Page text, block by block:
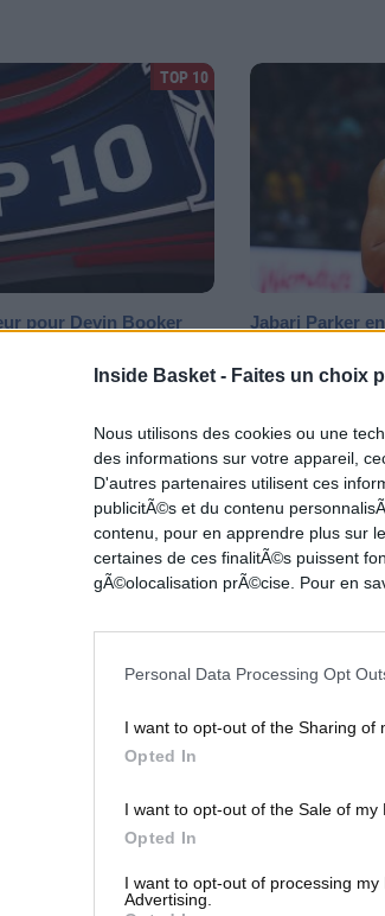
Inside Basket - Faites un choix
Nous utilisons des cookies ou une
des informations sur votre appareil,
D'autres partenaires utilisent ces
publicitÃ©s et du contenu
contenu, pour en apprendre plus sur
certaines de ces finalitÃ©s puissent
gÃ©olocalisation prÃ©cise. Pour en
Personal Data Processing Opt
I want to opt-out of the Sharing of
Opted In
I want to opt-out of the Sale of my
Opted In
I want to opt-out of processing
Advertising.
TOP 10
pour Devin Booker
Damian Lillard qui arme du
sur place...
Jabari Parker
Quatre équipes en
NEWS NBA
minimum pour
fort des Hawks Jabari
non-chirurgicale.
Cam Reddish
Jabari Parker,
NEWS NBA